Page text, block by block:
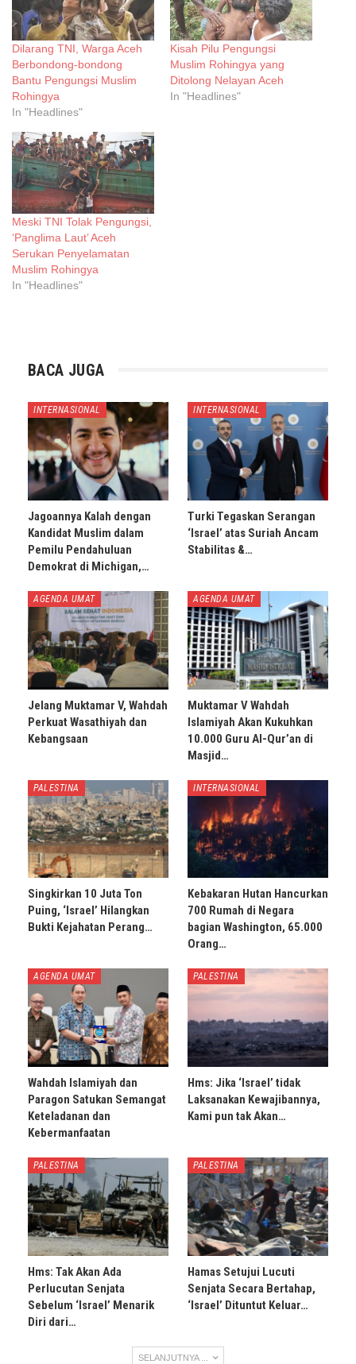
Dilarang TNI, Warga Aceh
Berbondong-bondong
Bantu Pengungsi Muslim
Rohingya
In "Headlines"
Kisah Pilu Pengungsi
Muslim Rohingya yang
Ditolong Nelayan Aceh
In "Headlines"
Meski TNI Tolak Pengungsi,
‘Panglima Laut’ Aceh
Serukan Penyelamatan
Muslim Rohingya
In "Headlines"
BACA JUGA
INTERNASIONAL
Jagoannya Kalah dengan
Kandidat Muslim dalam
Pemilu Pendahuluan
Demokrat di Michigan,…
INTERNASIONAL
Turki Tegaskan Serangan
‘Israel’ atas Suriah Ancam
Stabilitas &…
AGENDA UMAT
Jelang Muktamar V, Wahdah
Perkuat Wasathiyah dan
Kebangsaan
AGENDA UMAT
Muktamar V Wahdah
Islamiyah Akan Kukuhkan
10.000 Guru Al-Qur’an di
Masjid…
PALESTINA
Singkirkan 10 Juta Ton
Puing, ‘Israel’ Hilangkan
Bukti Kejahatan Perang…
INTERNASIONAL
Kebakaran Hutan Hancurkan
700 Rumah di Negara
bagian Washington, 65.000
Orang…
AGENDA UMAT
Wahdah Islamiyah dan
Paragon Satukan Semangat
Keteladanan dan
Kebermanfaatan
PALESTINA
Hms: Jika ‘Israel’ tidak
Laksanakan Kewajibannya,
Kami pun tak Akan…
PALESTINA
Hms: Tak Akan Ada
Perlucutan Senjata
Sebelum ‘Israel’ Menarik
Diri dari…
PALESTINA
Hamas Setujui Lucuti
Senjata Secara Bertahap,
‘Israel’ Dituntut Keluar…
SELANJUTNYA ...